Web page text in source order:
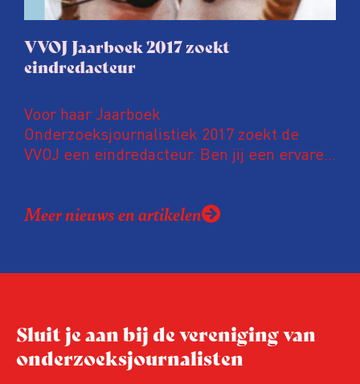
VVOJ Jaarboek 2017 zoekt
eindredacteur
Voor haar Jaarboek
Onderzoeksjournalistiek 2017 zoekt de
VVOJ een eindredacteur. Ben jij een ervaren
VVOJ en beschik je over de talenten die
verder.
Meer nieuws en artikelen
Sluit je aan bij de vereniging van
onderzoeksjournalisten